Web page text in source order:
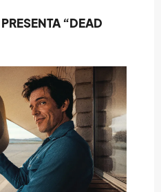
“DEAD